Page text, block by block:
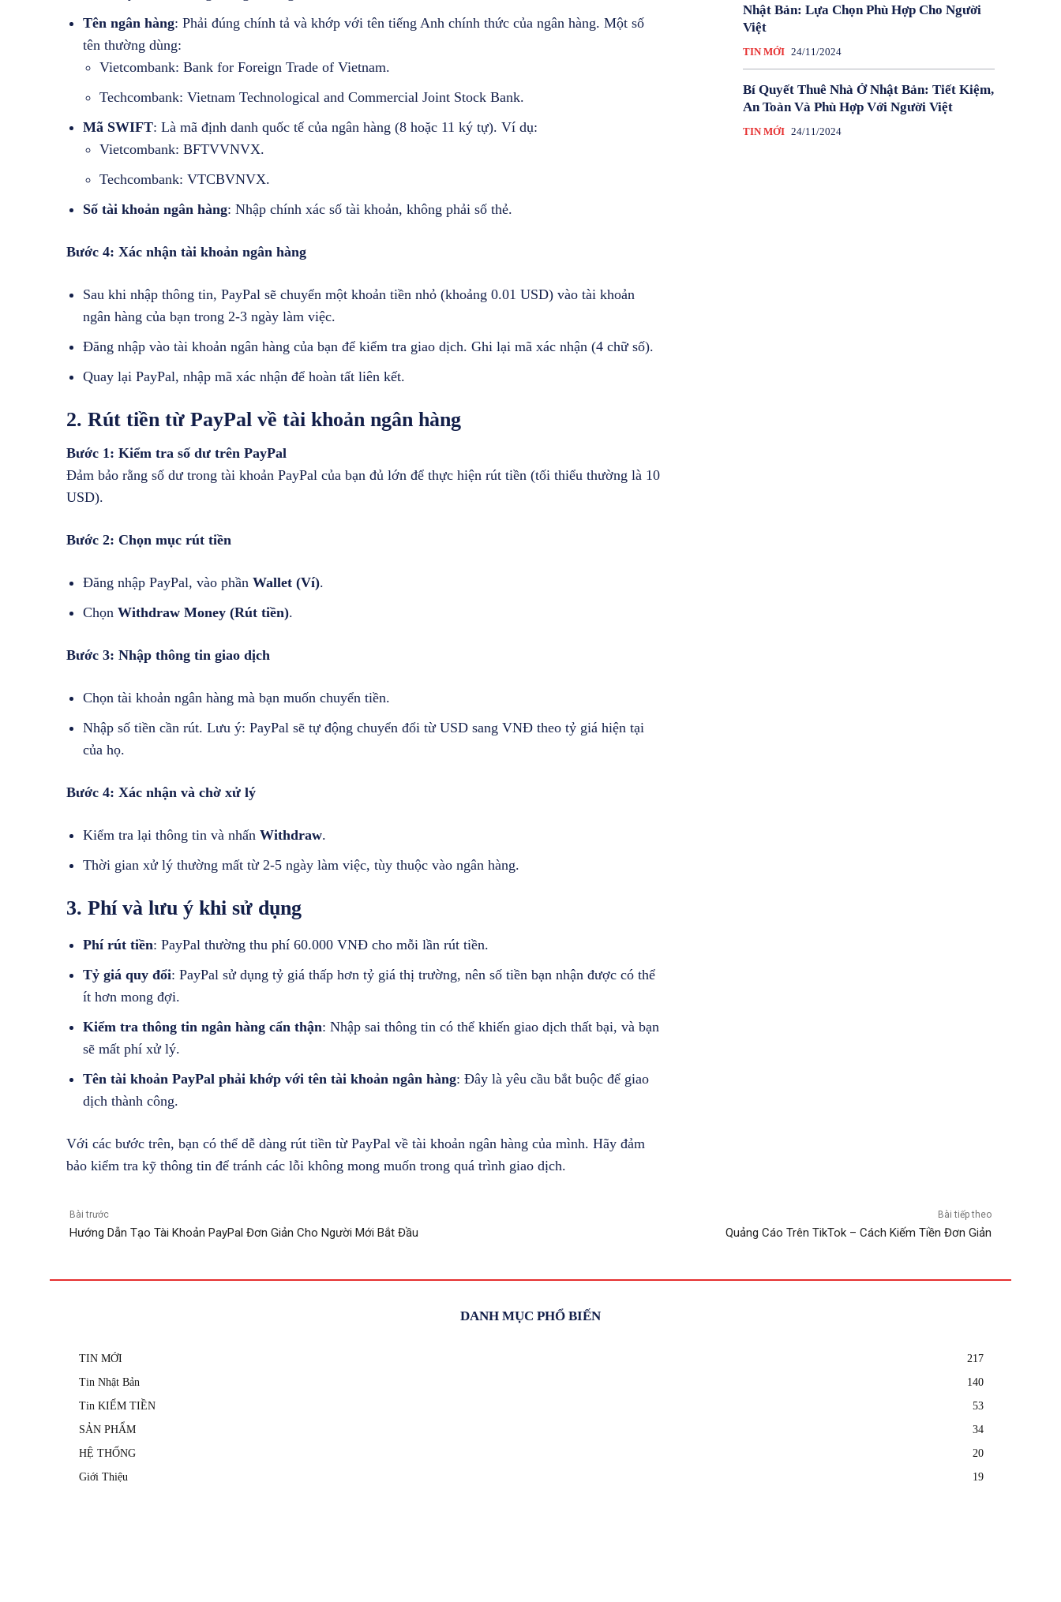
Tên ngân hàng: Phải đúng chính tả và khớp với tên tiếng Anh chính thức của ngân hàng. Một số
tên thường dùng:
Vietcombank: Bank for Foreign Trade of Vietnam.
Techcombank: Vietnam Technological and Commercial Joint Stock Bank.
Mã SWIFT: Là mã định danh quốc tế của ngân hàng (8 hoặc 11 ký tự). Ví dụ:
Vietcombank: BFTVVNVX.
Techcombank: VTCBVNVX.
Số tài khoản ngân hàng: Nhập chính xác số tài khoản, không phải số thẻ.
Bước 4: Xác nhận tài khoản ngân hàng
Sau khi nhập thông tin, PayPal sẽ chuyển một khoản tiền nhỏ (khoảng 0.01 USD) vào tài khoản
ngân hàng của bạn trong 2-3 ngày làm việc.
Đăng nhập vào tài khoản ngân hàng của bạn để kiểm tra giao dịch. Ghi lại mã xác nhận (4 chữ số).
Quay lại PayPal, nhập mã xác nhận để hoàn tất liên kết.
2. Rút tiền từ PayPal về tài khoản ngân hàng
Bước 1: Kiểm tra số dư trên PayPal
Đảm bảo rằng số dư trong tài khoản PayPal của bạn đủ lớn để thực hiện rút tiền (tối thiểu thường là 10
USD).
Bước 2: Chọn mục rút tiền
Đăng nhập PayPal, vào phần Wallet (Ví).
Chọn Withdraw Money (Rút tiền).
Bước 3: Nhập thông tin giao dịch
Chọn tài khoản ngân hàng mà bạn muốn chuyển tiền.
Nhập số tiền cần rút. Lưu ý: PayPal sẽ tự động chuyển đổi từ USD sang VNĐ theo tỷ giá hiện tại
của họ.
Bước 4: Xác nhận và chờ xử lý
Kiểm tra lại thông tin và nhấn Withdraw.
Thời gian xử lý thường mất từ 2-5 ngày làm việc, tùy thuộc vào ngân hàng.
3. Phí và lưu ý khi sử dụng
Phí rút tiền: PayPal thường thu phí 60.000 VNĐ cho mỗi lần rút tiền.
Tỷ giá quy đổi: PayPal sử dụng tỷ giá thấp hơn tỷ giá thị trường, nên số tiền bạn nhận được có thể
ít hơn mong đợi.
Kiểm tra thông tin ngân hàng cẩn thận: Nhập sai thông tin có thể khiến giao dịch thất bại, và bạn
sẽ mất phí xử lý.
Tên tài khoản PayPal phải khớp với tên tài khoản ngân hàng: Đây là yêu cầu bắt buộc để giao
dịch thành công.
Với các bước trên, bạn có thể dễ dàng rút tiền từ PayPal về tài khoản ngân hàng của mình. Hãy đảm
bảo kiểm tra kỹ thông tin để tránh các lỗi không mong muốn trong quá trình giao dịch.
Nhật Bản: Lựa Chọn Phù Hợp Cho Người
Việt
TIN MỚI 24/11/2024
Bí Quyết Thuê Nhà Ở Nhật Bản: Tiết Kiệm,
An Toàn Và Phù Hợp Với Người Việt
TIN MỚI 24/11/2024
Bài trước
Hướng Dẫn Tạo Tài Khoản PayPal Đơn Giản Cho Người Mới Bắt Đầu
Bài tiếp theo
Quảng Cáo Trên TikTok – Cách Kiếm Tiền Đơn Giản
DANH MỤC PHỔ BIẾN
TIN MỚI
217
Tin Nhật Bản
140
Tin KIẾM TIỀN
53
SẢN PHẨM
34
HỆ THỐNG
20
Giới Thiệu
19